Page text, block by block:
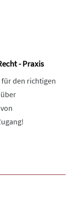
- Praxis
den richtigen